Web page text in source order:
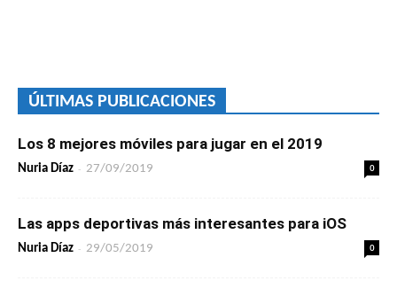
ÚLTIMAS PUBLICACIONES
Los 8 mejores móviles para jugar en el 2019
Nuria Díaz - 27/09/2019 0
Las apps deportivas más interesantes para iOS
Nuria Díaz - 29/05/2019 0